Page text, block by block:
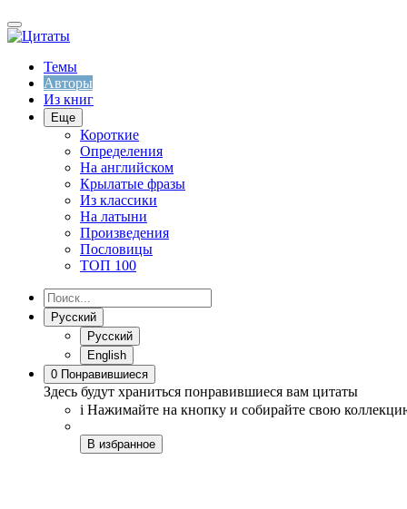
Темы
Авторы
Из книг
Еще
Короткие
Определения
На английском
Крылатые фразы
Из классики
На латыни
Произведения
Пословицы
ТОП 100
Русский
Русский
English
0 Понравившиеся
Здесь будут храниться понравившиеся вам цитаты
i Нажимайте на кнопку и собирайте свою
В избранное